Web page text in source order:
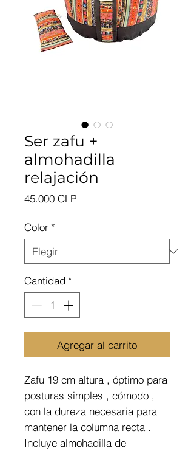
Ser zafu +
almohadilla
relajación
45.000 CLPPrecio
Color *
Cantidad *
Agregar al carrito
Zafu 19 cm altura , óptimo para
posturas simples , cómodo ,
con la dureza necesaria para
mantener la columna recta .
Incluye almohadilla de